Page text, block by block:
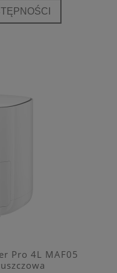
Pro 4L MAF05